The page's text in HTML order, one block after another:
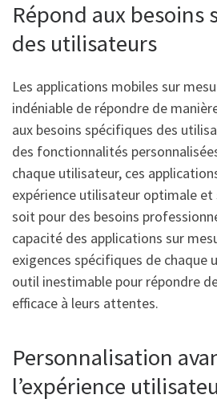
Répond aux besoins
des utilisateurs
Les applications mobiles sur
indéniable de répondre de
aux besoins spécifiques des
des fonctionnalités
chaque utilisateur, ces
expérience utilisateur optimale
soit pour des besoins
capacité des applications sur
exigences spécifiques de chaque
outil inestimable pour répondre
efficace à leurs attentes.
Personnalisation
l’expérience